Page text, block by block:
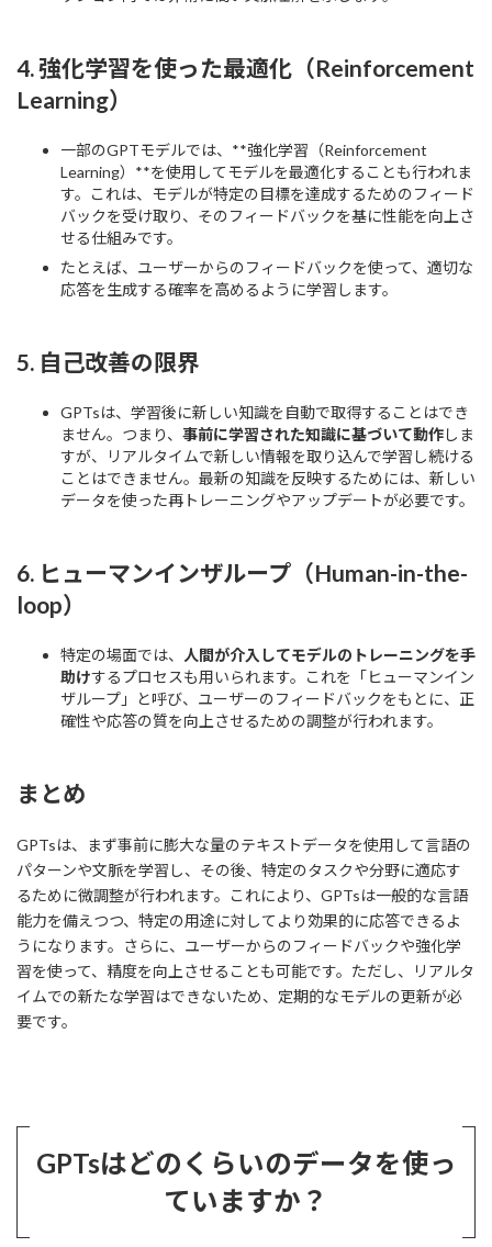
4.強化学習を使った最適化（Reinforcement
Learning）
一部のGPTモデルでは、**強化学習（Reinforcement
Learning）**を使用してモデルを最適化することも行われま
す。これは、モデルが特定の目標を達成するためのフィード
バックを受け取り、そのフィードバックを基に性能を向上さ
せる仕組みです。
たとえば、ユーザーからのフィードバックを使って、適切な
応答を生成する確率を高めるように学習します。
5. 自己改善の限界
GPTsは、学習後に新しい知識を自動で取得することはでき
ません。つまり、 事前に学習された知識に基づいて動作しま
すが、リアルタイムで新しい情報を取り込んで学習し続ける
ことはできません。最新の知識を反映するためには、新しい
データを使った再トレーニングやアップデートが必要です。
6. ヒューマンインザループ（Human-in-the-
loop）
特定の場面では、
人間が介入してモデルのトレーニングを手
助けするプロセスも用いられます。これを「ヒューマンイン
ザループ」と呼び、ユーザーのフィードバックをもとに、正
確性や応答の質を向上させるための調整が行われます。
まとめ
GPTsは、まず事前に膨大な量のテキストデータを使用して言語の
パターンや文脈を学習し、その後、特定のタスクや分野に適応す
るために微調整が行われます。これにより、GPTsは一般的な言語
能力を備えつつ、特定の用途に対してより効果的に応答できるよ
うになります。さらに、ユーザーからのフィードバックや強化学
習を使って、精度を向上させることも可能です。ただし、リアルタ
イムでの新たな学習はできないため、定期的なモデルの更新が必
要です。
GPTsはどのくらいのデータを使っ
ていますか？